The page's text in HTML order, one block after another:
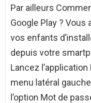
Par ailleurs
Google Play ? Vous
vos enfants
depuis votre
Lancez l’application
menu latéral
l’option Mot de